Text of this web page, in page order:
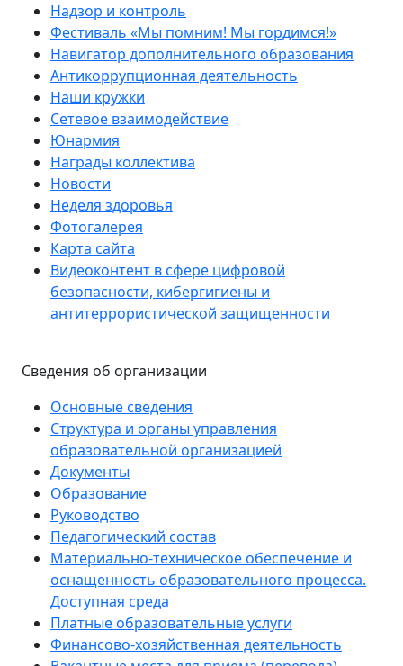
Надзор и контроль
Фестиваль «Мы помним! Мы гордимся!»
Навигатор дополнительного образования
Антикоррупционная деятельность
Наши кружки
Сетевое взаимодействие
Юнармия
Награды коллектива
Новости
Неделя здоровья
Фотогалерея
Карта сайта
Видеоконтент в сфере цифровой
безопасности, кибергигиены и
антитеррористической защищенности
Сведения об организации
Основные сведения
Структура и органы управления
образовательной организацией
Документы
Образование
Руководство
Педагогический состав
Материально-техническое обеспечение и
оснащенность образовательного процесса.
Доступная среда
Платные образовательные услуги
Финансово-хозяйственная деятельность